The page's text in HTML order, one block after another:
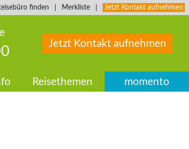
finden Merkliste Jetzt Kontakt aufnehmen
Jetzt Kontakt aufnehmen
Reisethemen momento